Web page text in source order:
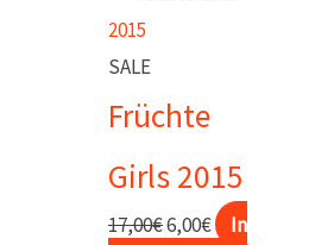
SALE
Früchte
Girls 2015
17,00€Ursprünglicher
6,00€Aktueller
In